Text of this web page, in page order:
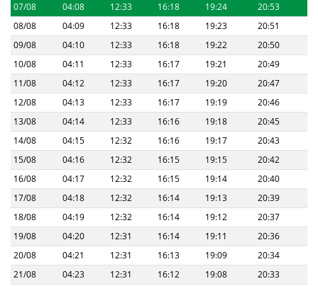
07/08
04:08 12:33 16:18 19:24
20:53
08/08
04:09 12:33 16:18 19:23
20:51
09/08
04:10 12:33 16:18 19:22
20:50
10/08
04:11 12:33 16:17 19:21
20:49
11/08
04:12 12:33 16:17 19:20
20:47
12/08
04:13 12:33 16:17 19:19
20:46
13/08
04:14 12:33 16:16 19:18
20:45
14/08
04:15 12:32 16:16 19:17
20:43
15/08
04:16 12:32 16:15 19:15
20:42
16/08
04:17 12:32 16:15 19:14
20:40
17/08
04:18 12:32 16:14 19:13
20:39
18/08
04:19 12:32 16:14 19:12
20:37
19/08
04:20 12:31 16:14 19:11
20:36
20/08
04:21 12:31 16:13 19:09
20:34
21/08
04:23 12:31 16:12 19:08
20:33